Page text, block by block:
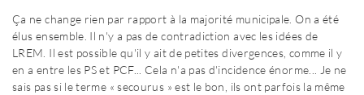
Ça ne change rien par rapport à la majorité municipale. On a été
élus ensemble. Il n'y a pas de contradiction avec les idées de
LREM. Il est possible qu'il y ait de petites divergences, comme il y
en a entre les PS et PCF... Cela n'a pas d'incidence énorme... Je ne
sais pas si le terme « secourus » est le bon, ils ont parfois la même